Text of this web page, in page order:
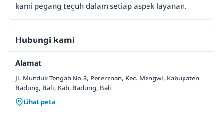
kami pegang teguh dalam setiap aspek layanan.
Hubungi kami
Alamat
Jl. Munduk Tengah No.3, Pererenan, Kec. Mengwi, Kabupaten
Badung, Bali, Kab. Badung, Bali
Lihat peta